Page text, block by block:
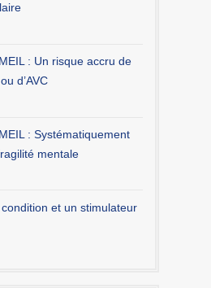
: Un risque accru de
d’AVC
: Systématiquement
mentale
et un stimulateur